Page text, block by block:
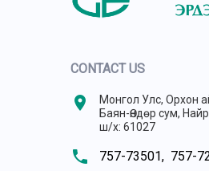
CONTACT US
location_on
Монгол Улс, Орхон
Баян-Өндөр сум,
ш/х: 61027
phone 757-73501, 757-